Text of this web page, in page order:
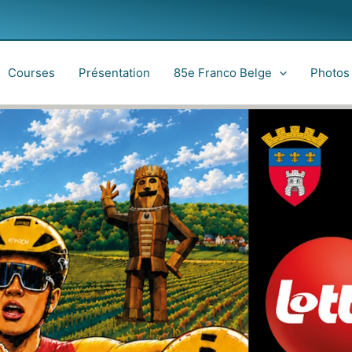
Courses Présentation 85e Franco Belge Photos